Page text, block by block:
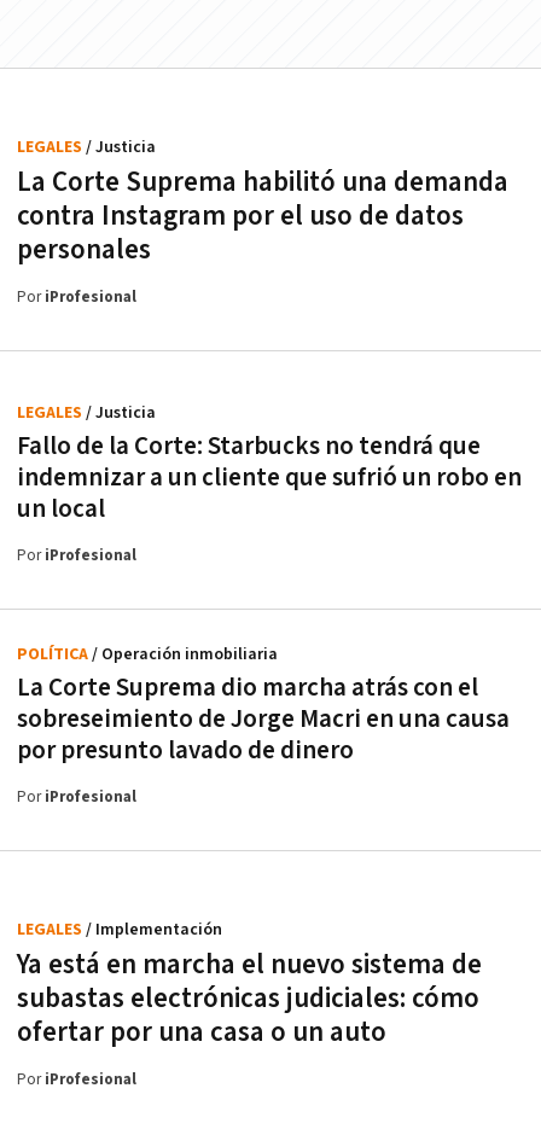
La Corte Suprema habilitó una demanda
contra Instagram por el uso de datos
personales
LEGALES / Justicia
PoriProfesional
Fallo de la Corte: Starbucks no tendrá que
indemnizar a un cliente que sufrió un robo en
un local
LEGALES / Justicia
PoriProfesional
La Corte Suprema dio marcha atrás con el
sobreseimiento de Jorge Macri en una causa
por presunto lavado de dinero
POLÍTICA/ Operación inmobiliaria
PoriProfesional
Ya está en marcha el nuevo sistema de
subastas electrónicas judiciales: cómo
ofertar por una casa o un auto
LEGALES / Implementación
PoriProfesional